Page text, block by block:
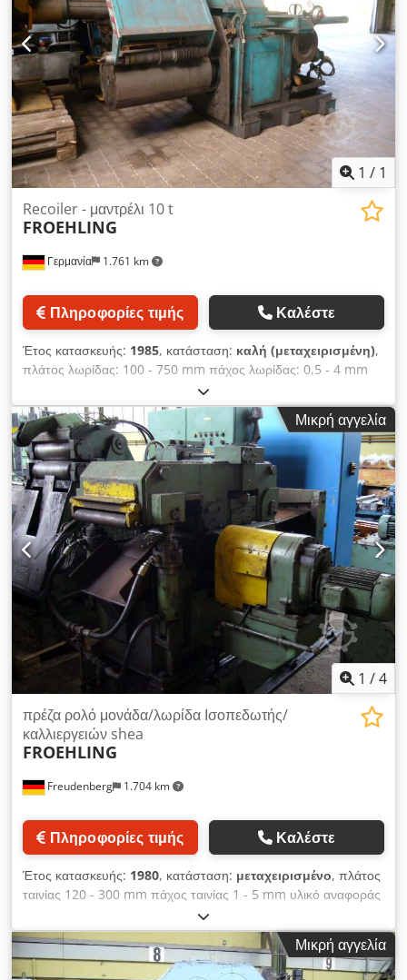
1 / 1
Γερμανία 1.761 km
Recoiler - μαντρέλι 10 t
FROEHLING
Πληροφορίες τιμής Καλέστε
Έτος κατασκευής: 1985, κατάσταση: καλή (μεταχειρισμένη),
πλάτος λωρίδας: 100 - 750 mm πάχος λωρίδας: 0,5 - 4 mm
βάρος πηνίου: 10 t μανδύα Ø: 406/508 mm Csdsd Ha Hbjpfx
Ahroha
Μικρή αγγελία
1 /4
Freudenberg 1.704 km
πρέζα ρολό μονάδα/λωρίδα Ισοπεδωτής/
καλλιεργειών shea
FROEHLING
Πληροφορίες τιμής Καλέστε
Έτος κατασκευής: 1980, κατάσταση: μεταχειρισμένο, πλάτος
ταινίας 120 - 300 mm πάχος ταινίας 1 - 5 mm υλικό αναφοράς
(αντοχή εφελκυσμού) 800 N / mm² Chedpfx Ahjbidc Usrja
Μικρή αγγελία